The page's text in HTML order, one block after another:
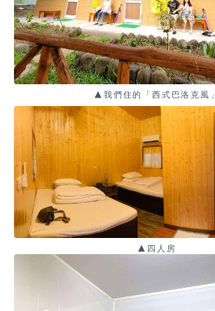
▲我們住的「西式巴洛克風」
▲四人房